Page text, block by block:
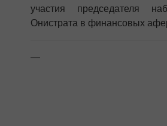
участия председателя
Онистрата в финансовых
—